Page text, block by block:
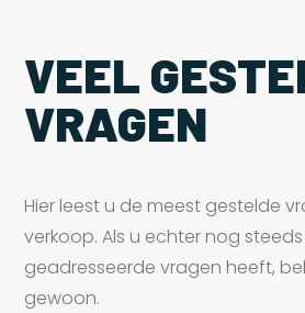
VEEL
VRAGEN
Hier leest u de meest gestelde
verkoop. Als u echter nog
geadresseerde vragen heeft,
gewoon.